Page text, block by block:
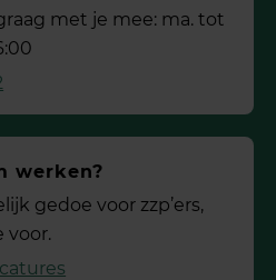
met je mee: ma. tot
werken?
gedoe voor ­zzp’ers,
voor.